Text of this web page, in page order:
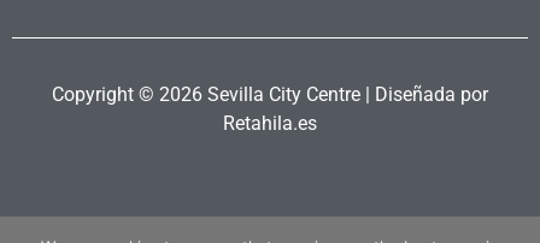
Copyright © 2026 Sevilla City Centre | Diseñada por
Retahila.es
Política Privacidad Política Cookies | Aviso Legal